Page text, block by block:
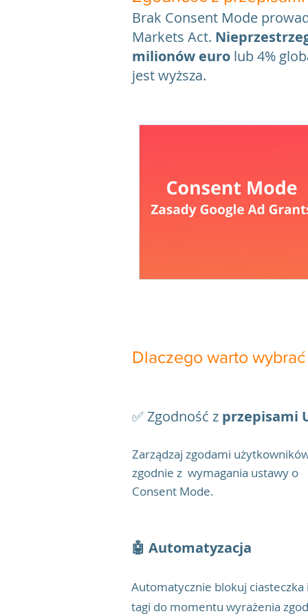
Brak Consent Mode
Markets Act.
milionów euro lub 4%
jest wyższa.
Dlaczego warto
✅ Zgodność z przepisami
Zarządzaj zgodami
zgodnie z wymagania ustawy o
Consent Mode.
🤖 Automatyzacja
Automatycznie blokuj ciasteczka i
tagi do momentu wyrażenia